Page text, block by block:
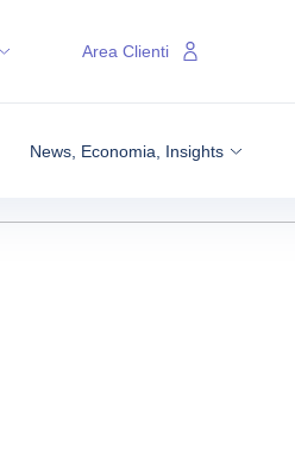
News, Economia, Insights
Area Clienti